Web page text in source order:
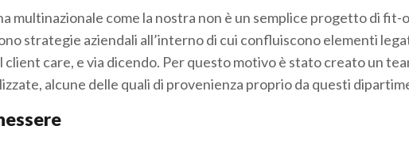
multinazionale come la nostra non è un semplice progetto di fit-
strategie aziendali all’interno di cui confluiscono elementi
client care, e via dicendo. Per questo motivo è stato creato un
alcune delle quali di provenienza proprio da questi